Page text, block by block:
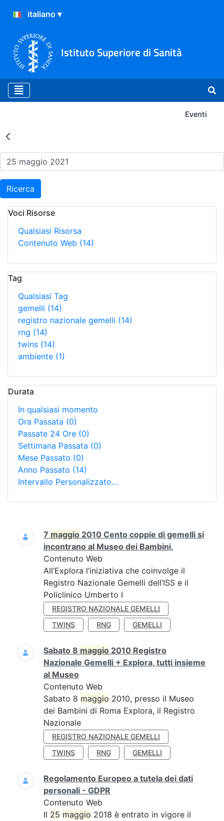
Istituto Superiore di Sanità
Eventi
Risultati della Ricerca -
Ricerca
Voci Risorse
Qualsiasi Risorsa
Contenuto Web (14)
Tag
Qualsiasi Tag
gemelli (14)
registro nazionale gemelli (14)
rng (14)
twins (14)
ambiente (1)
Durata
In qualsiasi momento
Ora Passata (0)
Passate 24 Ore (0)
Settimana Passata (0)
Mese Passato (0)
Anno Passato (14)
Intervallo Personalizzato…
Ricerca
7 maggio 2010 Cento coppie di gemelli si
incontrano al Museo dei Bambini,
Contenuto Web
All’Explora l’iniziativa che coinvolge il
Registro Nazionale Gemelli dell’ISS e il
Policlinico Umberto I
REGISTRO NAZIONALE GEMELLI
TWINS
RNG GEMELLI
Sabato 8 maggio 2010 Registro
Nazionale Gemelli + Explora, tutti insieme
al Museo
Contenuto Web
Sabato 8 maggio 2010, presso il Museo
dei Bambini di Roma Explora, il Registro
Nazionale
REGISTRO NAZIONALE GEMELLI
TWINS
RNG GEMELLI
Regolamento Europeo a tutela dei dati
personali - GDPR
Contenuto Web
Il 25 maggio 2018 è entrato in vigore il